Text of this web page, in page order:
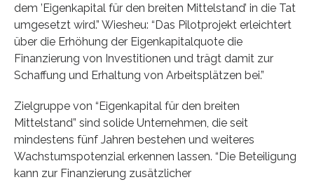
dem ’Eigenkapital für den breiten Mittelstand’ in die Tat
umgesetzt wird.” Wiesheu: “Das Pilotprojekt erleichtert
über die Erhöhung der Eigenkapitalquote die
Finanzierung von Investitionen und trägt damit zur
Schaffung und Erhaltung von Arbeitsplätzen bei.”
Zielgruppe von “Eigenkapital für den breiten
Mittelstand” sind solide Unternehmen, die seit
mindestens fünf Jahren bestehen und weiteres
Wachstumspotenzial erkennen lassen. “Die Beteiligung
kann zur Finanzierung zusätzlicher